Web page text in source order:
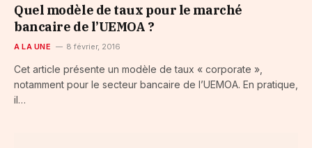
Quel modèle de taux pour le marché
bancaire de l’UEMOA ?
A LA UNE 8 février, 2016
Cet article présente un modèle de taux « corporate »,
notamment pour le secteur bancaire de l’UEMOA. En pratique,
il…